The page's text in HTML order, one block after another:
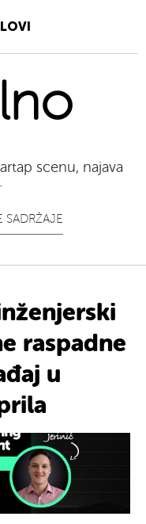
scenu, najava
SADRŽAJE
raspadne
u